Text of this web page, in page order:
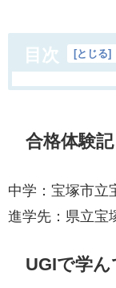
目次 [とじる]
合格体験記
中学：宝塚市立
進学先：県立宝
UGIで学